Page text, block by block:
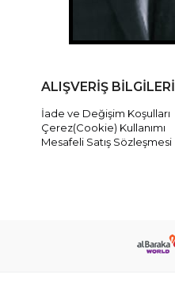
ALIŞVERİŞ BİLGİLERİ
İade ve Değişim Koşulları
Çerez(Cookie) Kullanımı
Mesafeli Satış Sözleşmesi